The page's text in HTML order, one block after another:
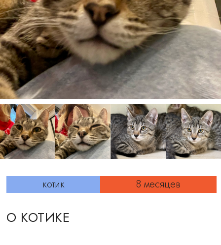
котик 8 месяцев
О КОТИКЕ